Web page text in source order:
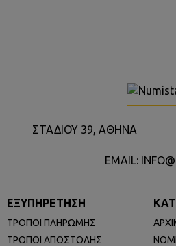
ΣΤΑΔΙΟΥ 39, ΑΘΗΝΑ
EMAIL:
ΕΞΥΠΗΡΕΤΗΣΗ
ΤΡΟΠΟΙ ΠΛΗΡΩΜΗΣ
ΤΡΟΠΟΙ ΑΠΟΣΤΟΛΗΣ